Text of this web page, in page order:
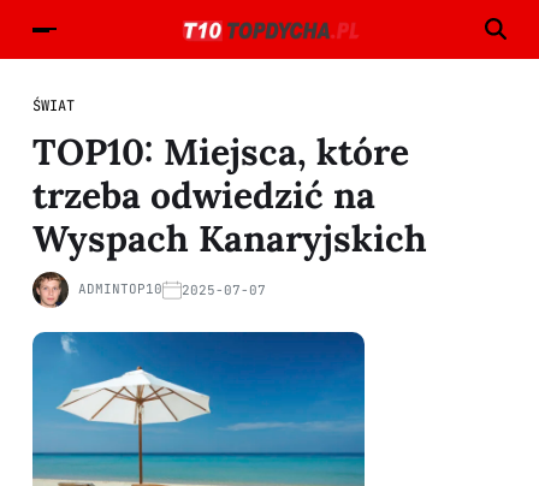
ŚWIAT
TOP10: Miejsca, które
trzeba odwiedzić na
Wyspach Kanaryjskich
ADMINTOP10 2025-07-07